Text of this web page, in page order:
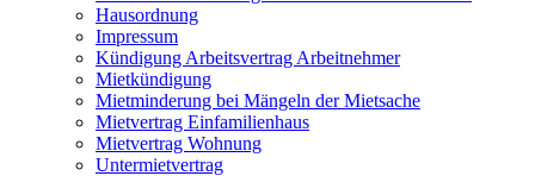
Hausordnung
Impressum
Kündigung Arbeitsvertrag Arbeitnehmer
Mietkündigung
Mietminderung bei Mängeln der Mietsache
Mietvertrag Einfamilienhaus
Mietvertrag Wohnung
Untermietvertrag